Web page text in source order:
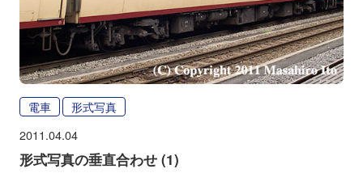
電車 形式写真
2011.04.04
形式写真の垂直合わせ (1)